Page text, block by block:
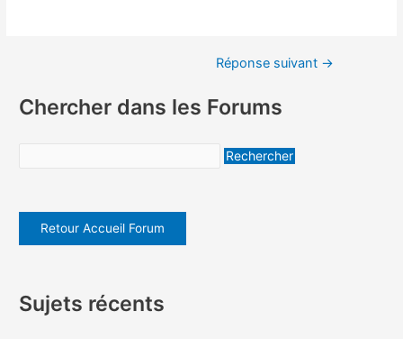
Réponse suivant →
Chercher dans les Forums
Retour Accueil Forum
Sujets récents